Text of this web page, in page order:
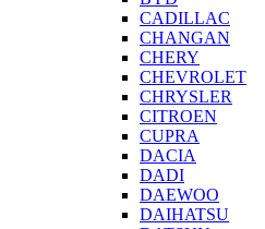
CADILLAC
CHANGAN
CHERY
CHEVROLET
CHRYSLER
CITROEN
CUPRA
DACIA
DADI
DAEWOO
DAIHATSU